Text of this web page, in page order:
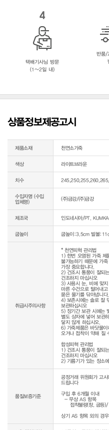
4
택배기사님 방문
(1~2일 내)
반품/
상품정보제공고시
제품소재 천연소가죽
색상 라이트브라운
치수
수입자명 (수입
업체명)
(주)금강/(주)금강
제조국 인도네시아/PT.
굽높이 굽높이:3.5cm 발볼
취급시주의사항
* 천연피혁 관리법
1) 한번 오염된 가죽 제
불가능하기 때문에 가
가장 중요합니다.
2) 건조시 통풍이 잘되
건조하지 마십시오
3) 사용시 눈, 비에 맞
마른 수건으로 털어내
묻은 물기를 닦아냅니다.
4) 보존시에는 솔로 잘
보관하십시오
5) 장기간 보관 시에는
별도 상자에 넣어 보관
닿지 않게 하십시오.
6) 가죽제품은 바닷물
오거나 접착이 약해 질
합성피혁 관리법
1) 건조시 통풍이 잘되
건조하지 마십시오
2) 기름기가 있는 장소
품질보증기준
공정거래 위원회가 고
드립니다
구입 후 6개월 이내
  - 무상 AS 항목
상기 AS 항목 외의 경